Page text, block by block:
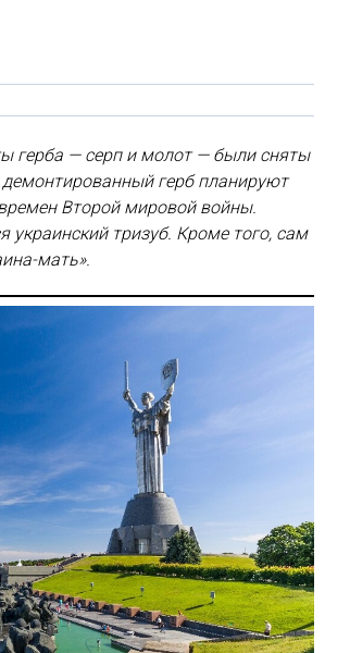
герба — серп и молот — были сняты
герб планируют
Второй мировой войны.
украинский тризуб. Кроме того, сам
мать».